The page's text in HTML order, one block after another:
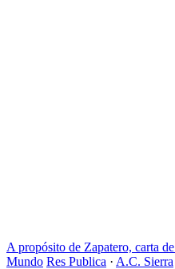
A propósito de Zapatero, carta
Mundo Res Publica · A.C. Sierra